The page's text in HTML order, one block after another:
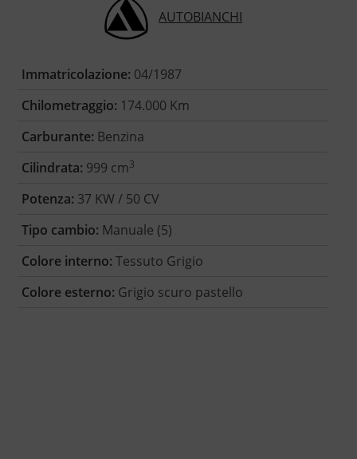
AUTOBIANCHI
Immatricolazione: 04/1987
Chilometraggio: 174.000 Km
Carburante: Benzina
Cilindrata: 999 cm3
Potenza: 37 KW / 50 CV
Tipo cambio: Manuale (5)
Colore interno: Tessuto Grigio
Colore esterno: Grigio scuro pastello